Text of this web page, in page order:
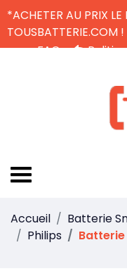
*ACHETER AU PRIX LE
TOUSBATTERIE.COM !
FAQ
Accueil
Batterie
Philips
Batterie